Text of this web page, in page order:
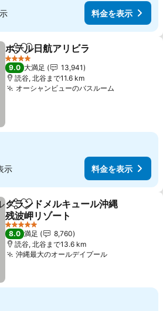
料金を表示
シェアお気に入りに追加
ホテル日航アリビラ
4 ホテルのランク
9.0 大満足
13,941
読谷, 北谷まで11.6 km
オーシャンビューのバスルーム
示 料金を表示
シェアお気に入りに追加
グランドメルキュール沖縄
残波岬リゾート
料金を表示
5 ホテルのランク
8.0 満足
8,760
読谷, 北谷まで13.6 km
沖縄最大のオールデイプール料金を表示